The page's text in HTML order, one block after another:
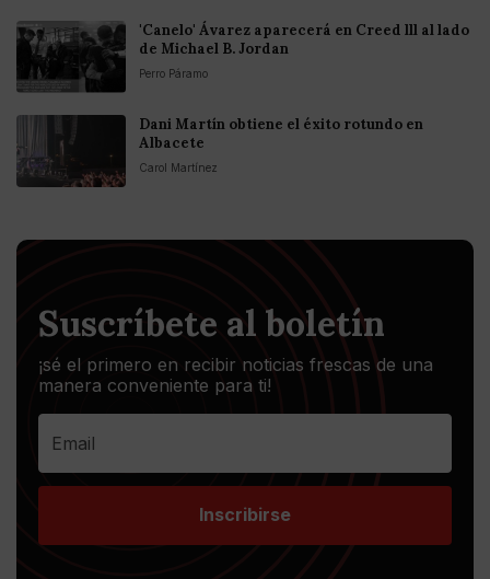
'Canelo' Ávarez aparecerá en Creed lll al lado
de Michael B. Jordan
Perro Páramo
Dani Martín obtiene el éxito rotundo en
Albacete
Carol Martínez
Suscríbete al boletín
¡sé el primero en recibir noticias frescas de una
manera conveniente para ti!
Inscribirse